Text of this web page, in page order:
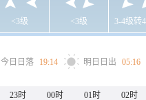
<3级 <3级 3-4级转
今日日落 19:14 明日日出 05:16
23时 00时 01时 02时